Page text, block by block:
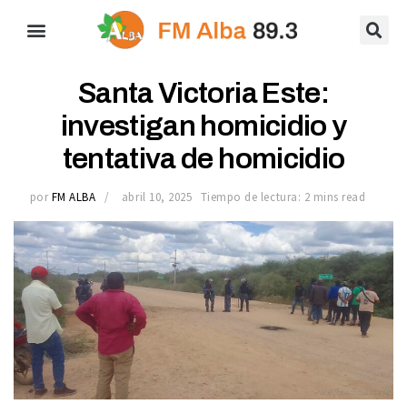
Santa Victoria Este:
investigan homicidio y
tentativa de homicidio
por FM ALBA abril 10, 2025 Tiempo de lectura: 2 mins read